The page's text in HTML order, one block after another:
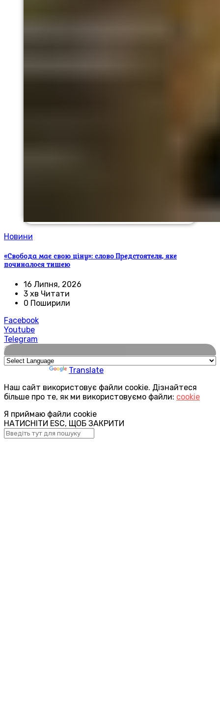
Новини
«Свобода має свою ціну»: слово Предстоятеля, яке
починалося тишею
16 Липня, 2026
3 хв Читати
0 Поширили
Facebook
Youtube
Telegram
🌍
Translate
Наш сайт використовує файли cookie. Дізнайтеся
більше про те, як ми використовуємо файли: cookie
Я приймаю файли cookie
НАТИСНІТИ ESC, ЩОБ ЗАКРИТИ